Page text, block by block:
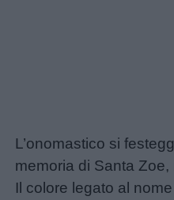
L’onomastico si
memoria di Santa Zoe,
Il colore legato al